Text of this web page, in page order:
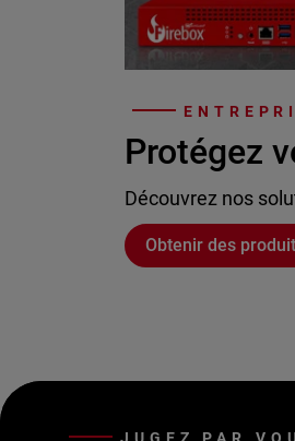
Protégez
Découvrez nos
Obtenir des